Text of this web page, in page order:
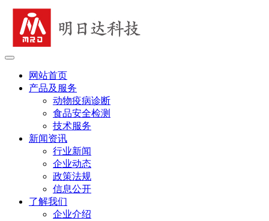
网站首页
产品及服务
动物疫病诊断
食品安全检测
技术服务
新闻资讯
行业新闻
企业动态
政策法规
信息公开
了解我们
企业介绍